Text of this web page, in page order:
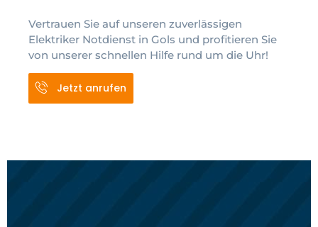
Vertrauen Sie auf unseren zuverlässigen
Elektriker Notdienst in Gols und profitieren Sie
von unserer schnellen Hilfe rund um die Uhr!
Jetzt anrufen